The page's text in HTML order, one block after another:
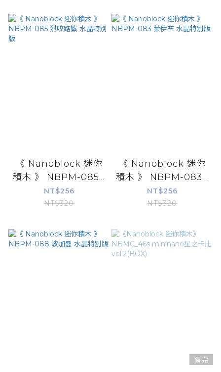
《 Nanoblock 迷你
積木 》 NBPM-085...
NT$256
NT$320
《 Nanoblock 迷你
積木 》 NBPM-083...
NT$256
NT$320
售完